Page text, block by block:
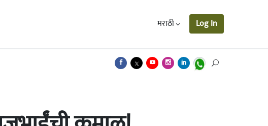
मराठी Log In